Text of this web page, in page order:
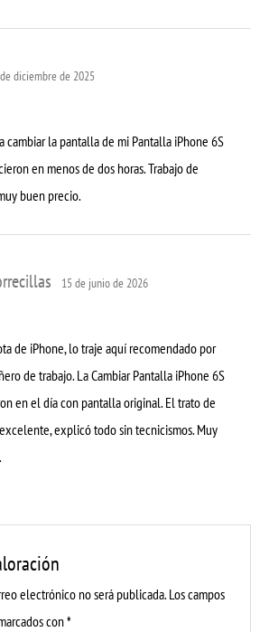
diciembre de 2025
cambiar la pantalla de mi Pantalla iPhone 6S
en menos de dos horas. Trabajo de
buen precio.
15 de junio de 2026
de iPhone, lo traje aquí recomendado por
de trabajo. La Cambiar Pantalla iPhone 6S
en el día con pantalla original. El trato de
explicó todo sin tecnicismos. Muy
electrónico no será publicada.Los campos
con*